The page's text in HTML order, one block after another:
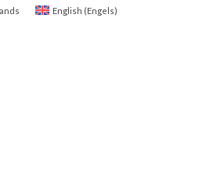
English (Engels)